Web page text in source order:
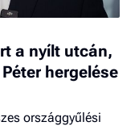
a nyílt utcán,
hergelése
országgyűlési